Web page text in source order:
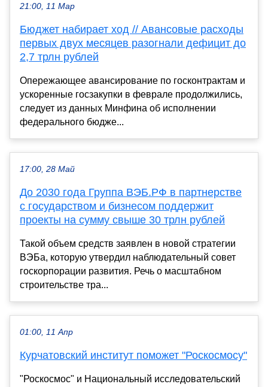
21:00, 11 Мар
Бюджет набирает ход // Авансовые расходы
первых двух месяцев разогнали дефицит до
2,7 трлн рублей
Опережающее авансирование по госконтрактам и
ускоренные госзакупки в феврале продолжились,
следует из данных Минфина об исполнении
федерального бюдже...
17:00, 28 Май
До 2030 года Группа ВЭБ.РФ в партнерстве
с государством и бизнесом поддержит
проекты на сумму свыше 30 трлн рублей
Такой объем средств заявлен в новой стратегии
ВЭБа, которую утвердил наблюдательный совет
госкорпорации развития. Речь о масштабном
строительстве тра...
01:00, 11 Апр
Курчатовский институт поможет "Роскосмосу"
"Роскосмос" и Национальный исследовательский